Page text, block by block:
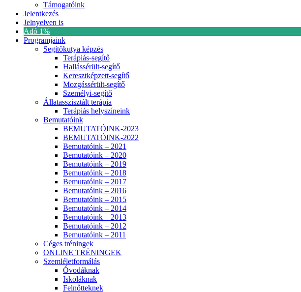
Támogatóink
Jelentkezés
Jelnyelven is
Adó 1%
Programjaink
Segítőkutya képzés
Terápiás-segítő
Hallássérült-segítő
Keresztképzett-segítő
Mozgássérült-segítő
Személyi-segítő
Állatasszisztált terápia
Terápiás helyszíneink
Bemutatóink
BEMUTATÓINK-2023
BEMUTATÓINK-2022
Bemutatóink – 2021
Bemutatóink – 2020
Bemutatóink – 2019
Bemutatóink – 2018
Bemutatóink – 2017
Bemutatóink – 2016
Bemutatóink – 2015
Bemutatóink – 2014
Bemutatóink – 2013
Bemutatóink – 2012
Bemutatóink – 2011
Céges tréningek
ONLINE TRÉNINGEK
Szemléletformálás
Óvodáknak
Iskoláknak
Felnőtteknek